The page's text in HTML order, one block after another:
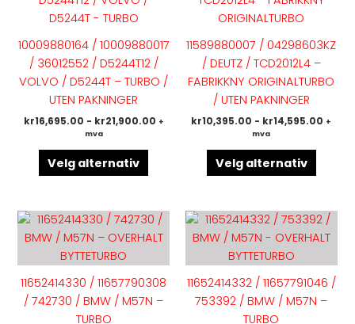
10009880164 / 10009880017
/ 36012552 / D5244T12 /
VOLVO / D5244T – TURBO /
UTEN PAKNINGER
kr16,695.00 - kr21,900.00 +
mva
Velg alternativ
Alternativene
kan
velges
produktsiden
11589880007 / 04298603KZ
/ DEUTZ / TCD2012L4 –
FABRIKKNY ORIGINALTURBO
/ UTEN PAKNINGER
kr10,395.00 - kr14,595.00 +
mva
Velg alternativ
velges
11652414330 / 11657790308
/ 742730 / BMW / M57N –
TURBO
Dette
produktet
varianter.
Alternativene
11652414332 / 11657791046 /
753392 / BMW / M57N –
TURBO
Dette
flere